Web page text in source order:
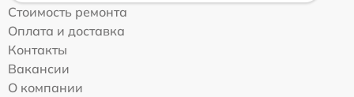
Стоимость ремонта
Оплата и доставка
Контакты
Вакансии
О компании